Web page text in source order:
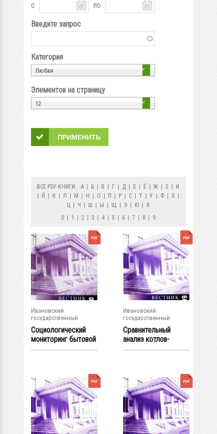
с
по
Введите запрос
Категория
Любая
Элементов на страницу
12
ВСЕ PDF-КНИГИ: А Б В Г Д Е Ё Ж З
И
Й К Л М Н О П Р С Т У Ф Х
Ц
Ч Ш Ы Щ Э Ю
Я
0
1 2 3 4 5 6 7 8 9
Ивановский
государственный
энергетический...
Социологический
мониторинг бытовой
коррупции в...
Ивановский
государственный
энергетический...
Сравнительный
анализ котлов-
утилизаторов...